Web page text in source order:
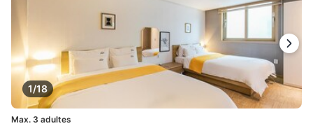
1/18
Max. 3 adultes